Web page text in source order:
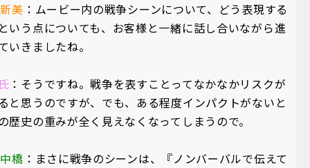
美 ：ムービー内の戦争シーンについて、どう表現する
いう点についても、お客様と一緒に話し合いながら進
いきましたね。
：そうですね。戦争を表すことってなかなかリスクが
と思うのですが、でも、ある程度インパクトがないと
歴史の重みが全く見えなくなってしまうので。
橋 ：まさに戦争のシーンは、『ノンバーバルで伝えて